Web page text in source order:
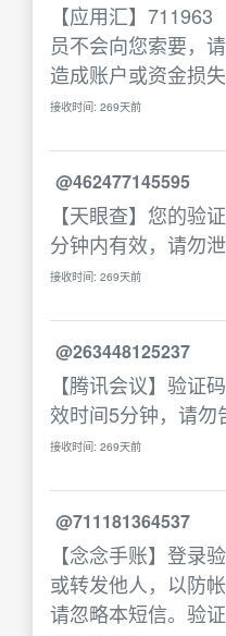
【应用汇】
员不会向您索要，
造成账户或资金损失
接收时间: 269天前
@462477145595
【天眼查】您的验
分钟内有效，请勿泄
接收时间: 269天前
@263448125237
【腾讯会议】验证
效时间5分钟，请勿
接收时间: 269天前
@711181364537
【念念手账】登录
或转发他人，以防
请忽略本短信。验